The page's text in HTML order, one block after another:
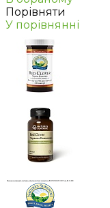
Порівняти
У порівнянні